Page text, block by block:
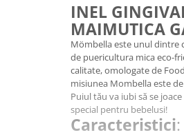
INEL
MAIMUTICA
Mömbella este unul dintre
de puericultura mica eco-
calitate, omologate de
misiunea Mombella este
Puiul tău va iubi să se joace
special pentru bebelusi!
Caracteristici: